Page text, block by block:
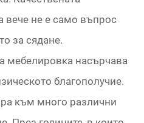
вече не е само въпрос
за сядане.
мебелировка насърчава
благополучие.
към много различни